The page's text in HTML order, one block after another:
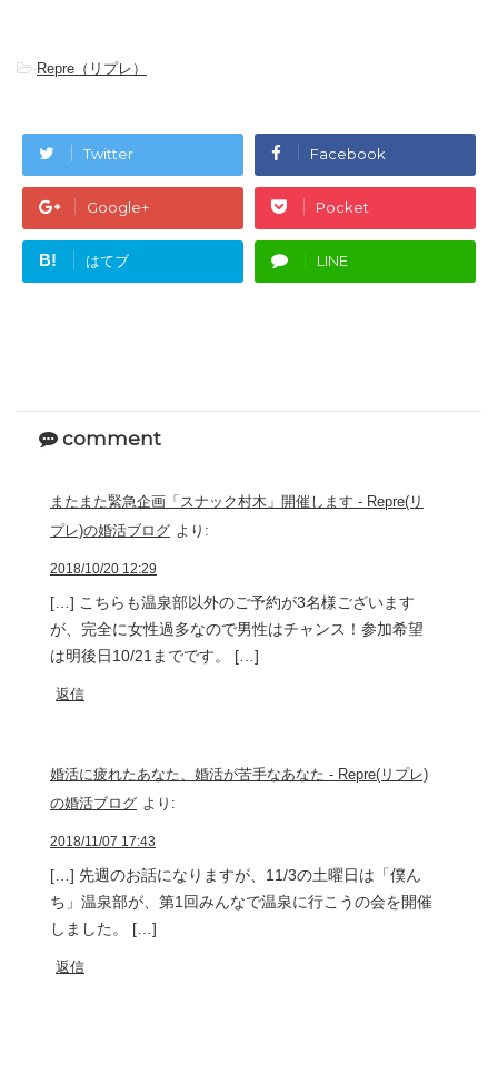
-Repre（リプレ）
Twitter Facebook
Google+ Pocket
B! はてブ LINE
comment
またまた緊急企画「スナック村木」開催します - Repre(リ
プレ)の婚活ブログ より:
2018/10/20 12:29
[…] こちらも温泉部以外のご予約が3名様ございます
が、完全に女性過多なので男性はチャンス！参加希望
は明後日10/21までです。 […]
返信
婚活に疲れたあなた、婚活が苦手なあなた - Repre(リプレ)
の婚活ブログ より:
2018/11/07 17:43
[…] 先週のお話になりますが、11/3の土曜日は「僕ん
ち」温泉部が、第1回みんなで温泉に行こうの会を開催
しました。 […]
返信